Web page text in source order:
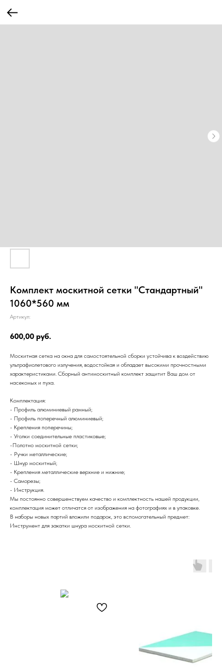
Комплект москитной сетки "Стандартный"
1060*560 мм
Артикул:
600,00 руб.
Москитная сетка на окна для самостоятельной сборки устойчива к воздействию
ультрафиолетового излучения, водостойкая и обладает высокими прочностными
характеристиками. Сборный антимоскитный комплект защитит Ваш дом от
насекомых и пуха.
Комплектация:
- Профиль алюминиевый рамный;
- Профиль поперечный алюминиевый;
- Крепления поперечины;
- Уголки соединительные пластиковые;
-Полотно москитной сетки;
- Ручки металлические;
- Шнур москитный;
- Крепления металлические верхние и нижние;
- Саморезы;
- Инструкция.
Мы постоянно совершенствуем качество и комплектность нашей продукции,
комплектация может отличатся от изображения на фотографиях и в упаковке.
В наборы новых партий вложили подарок, это вспомогательный предмет:
Инструмент для закатки шнура москитной сетки.